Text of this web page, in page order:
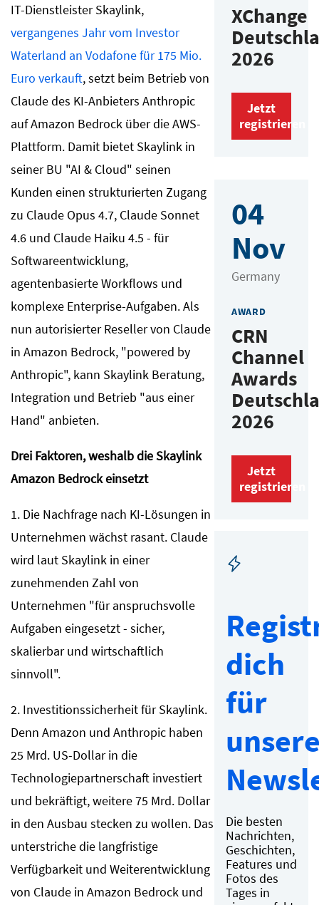
IT-Dienstleister Skaylink,
vergangenes Jahr vom Investor
Waterland an Vodafone für 175 Mio.
Euro verkauft, setzt beim Betrieb von
Claude des KI-Anbieters Anthropic
auf Amazon Bedrock über die AWS-
Plattform. Damit bietet Skaylink in
seiner BU "AI & Cloud" seinen
Kunden einen strukturierten Zugang
zu Claude Opus 4.7, Claude Sonnet
4.6 und Claude Haiku 4.5 - für
Softwareentwicklung,
agentenbasierte Workflows und
komplexe Enterprise-Aufgaben. Als
nun autorisierter Reseller von Claude
in Amazon Bedrock, "powered by
Anthropic", kann Skaylink Beratung,
Integration und Betrieb "aus einer
Hand" anbieten.
Drei Faktoren, weshalb die Skaylink
Amazon Bedrock einsetzt
1. Die Nachfrage nach KI-Lösungen in
Unternehmen wächst rasant. Claude
wird laut Skaylink in einer
zunehmenden Zahl von
Unternehmen "für anspruchsvolle
Aufgaben eingesetzt - sicher,
skalierbar und wirtschaftlich
sinnvoll".
2. Investitionssicherheit für Skaylink.
Denn Amazon und Anthropic haben
25 Mrd. US-Dollar in die
Technologiepartnerschaft investiert
und bekräftigt, weitere 75 Mrd. Dollar
in den Ausbau stecken zu wollen. Das
unterstriche die langfristige
Verfügbarkeit und Weiterentwicklung
von Claude in Amazon Bedrock und
XChange
2026
Jetzt
registrieren
04
Nov
Germany
AWARD
CRN
Channel
Awards
2026
Jetzt
registrieren
dich
für
Die besten
Nachrichten,
Geschichten,
Features und
Fotos des
Tages in